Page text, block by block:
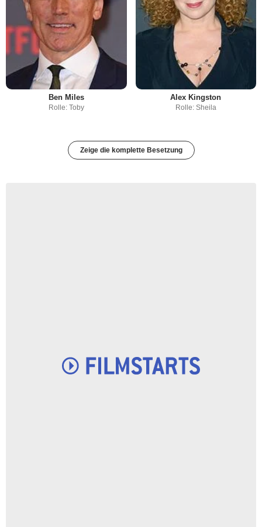
Ben Miles
Rolle: Toby
Alex Kingston
Rolle: Sheila
Zeige die komplette Besetzung